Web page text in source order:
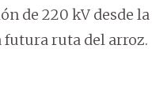
de 220 kV desde
futura ruta del arroz.